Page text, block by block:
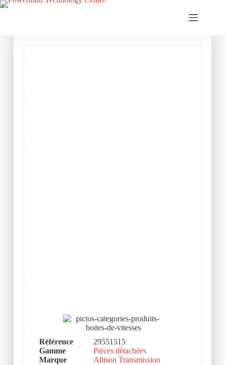
Référence
29551515
Gamme
Pièces détachées
Marque
Allison Transmission